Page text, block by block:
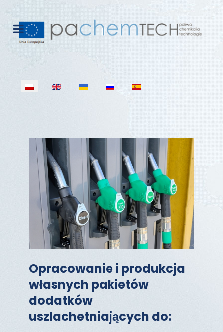
Wybierz swój język
Opracowanie i produkcja
własnych pakietów
dodatków
uszlachetniających do: